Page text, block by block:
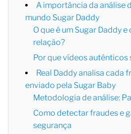
A importância da análise
mundo Sugar Daddy
O que é um Sugar Daddy
relação?
Por que vídeos autênticos
Real Daddy analisa cada
enviado pela Sugar Baby
Metodologia de análise:
Como detectar fraudes e
segurança